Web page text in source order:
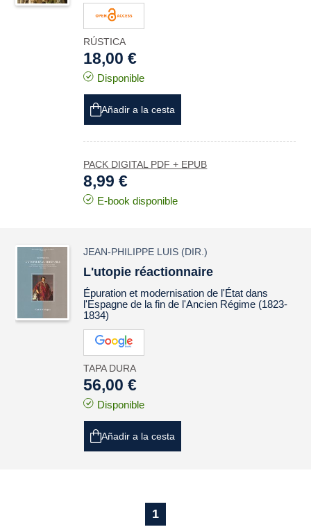
RÚSTICA
18,00 €
Disponible
Añadir a la cesta
PACK DIGITAL PDF + EPUB
8,99 €
E-book disponible
JEAN-PHILIPPE LUIS (DIR.)
L'utopie réactionnaire
Épuration et modernisation de l'État dans
l'Espagne de la fin de l'Ancien Régime (1823-
1834)
TAPA DURA
56,00 €
Disponible
Añadir a la cesta
1